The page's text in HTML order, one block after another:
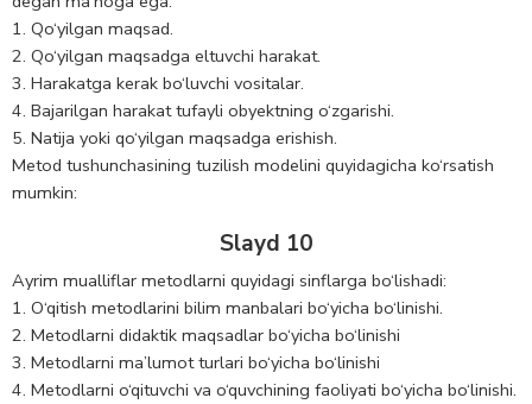
1. Qo‘yilgan maqsad.
2. Qo‘yilgan maqsadga eltuvchi harakat.
3. Harakatga kerak bo‘luvchi vositalar.
4. Bajarilgan harakat tufayli obyektning o‘zgarishi.
5. Natija yoki qo‘yilgan maqsadga erishish.
Metod tushunchasining tuzilish modelini quyidagicha ko‘rsatish
mumkin:
Slayd 10
Ayrim mualliflar metodlarni quyidagi sinflarga bo‘lishadi:
1. O‘qitish metodlarini bilim manbalari bo‘yicha bo‘linishi.
2. Metodlarni didaktik maqsadlar bo‘yicha bo‘linishi
3. Metodlarni ma’lumot turlari bo‘yicha bo‘linishi
4. Metodlarni o‘qituvchi va o‘quvchining faoliyati bo‘yicha bo‘linishi.